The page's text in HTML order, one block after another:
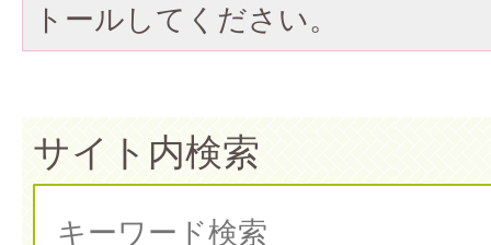
トールしてください。
サイト内検索